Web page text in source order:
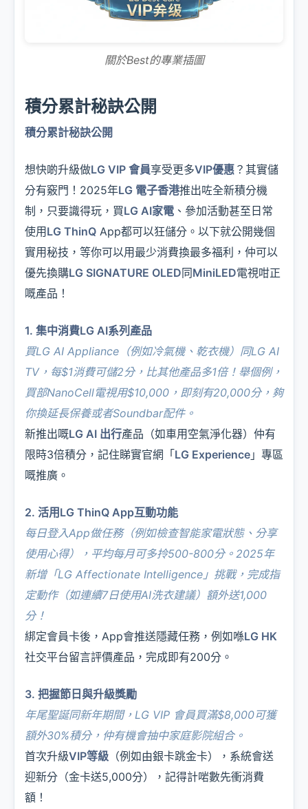
關於Best的專業插圖
積分累計秘訣公開
積分累計秘訣公開
想快啲升級做LG VIP 會員享受更多VIP優惠 ？其實儲
分有竅門！2025年LG 電子香港推出咗全新積分機
制，只要識得玩，買LG AI家電 、參加活動甚至日常
使用 LG ThinQ App都可以狂儲分。以下就公開幾個
實用秘技，等你可以用最少消費換最多福利，仲可以
優先換購LG SIGNATURE OLED同MiniLED電視咁正
嘅產品！
1. 集中消費LG AI系列產品
買LG AI Appliance （例如冷氣機、 乾衣機）同LG AI
TV，每$1消費可儲2分，比其他產品多1倍！舉個例，
買部NanoCell電視用$10,000，即刻有20,000分，夠
你換延長保養或者Soundbar配件。
新推出嘅LG AI 出行產品（如車用空氣淨化器）仲有
限時3倍積分，記住睇實官網「 LG Experience 」專區
嘅推廣。
2. 活用LG ThinQ App互動功能
每日登入App做任務（例如檢查智能家電狀態、分享
使用心得），平均每月可多拎500-800分。2025年
新增「LG Affectionate Intelligence 」挑戰，完成指
定動作（如連續7日使用AI洗衣建議）額外送1,000
分！
綁定會員卡後，App會推送隱藏任務，例如喺LG HK
社交平台留言評價產品，完成即有200分。
3. 把握節日與升級獎勵
年尾聖誕同新年期間， LG VIP 會員買滿$8,000可獲
額外30%積分，仲有機會抽中家庭影院組合。
首次升級VIP等級 （例如由銀卡跳金卡），系統會送
迎新分（金卡送5,000分），記得計啱數先衝消費
額！